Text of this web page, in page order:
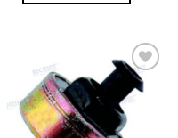
AJOUTER
À LA
LISTE
D’ENVIES